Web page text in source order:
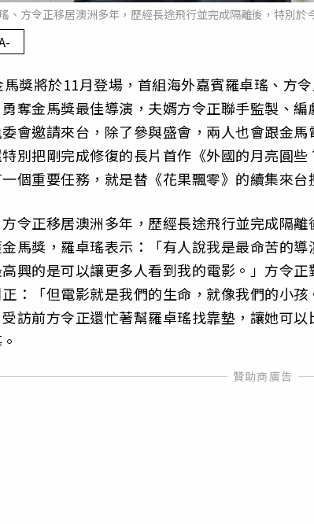
、方令正移居澳洲多年，歷經長途飛行並完成隔離後，特別於
獎將於11月登場，首組海外嘉賓羅卓瑤、方
奪金馬獎最佳導演，夫婿方令正聯手監製、
會邀請來台，除了參與盛會，兩人也會跟金
別把剛完成修復的長片首作《外國的月亮圓
個重要任務，就是替《花果飄零》的續集來台
令正移居澳洲多年，歷經長途飛行並完成隔
馬獎，羅卓瑤表示：「有人說我是最命苦的
興的是可以讓更多人看到我的電影。」方令
：「但電影就是我們的生命，就像我們的小
訪前方令正還忙著幫羅卓瑤找靠墊，讓她可